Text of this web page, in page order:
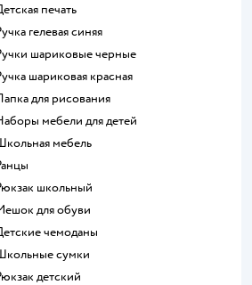
Детская печать
Ручка гелевая синяя
Ручки шариковые черные
Ручка шариковая красная
Папка для рисования
Наборы мебели для детей
Школьная мебель
Ранцы
Рюкзак школьный
Мешок для обуви
Детские чемоданы
Школьные сумки
Рюкзак детский